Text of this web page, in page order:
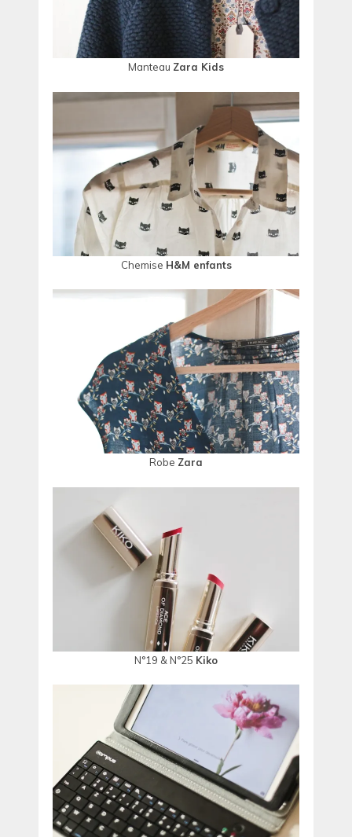
Manteau Zara Kids
Chemise H&M enfants
Robe Zara
N°19 & N°25 Kiko